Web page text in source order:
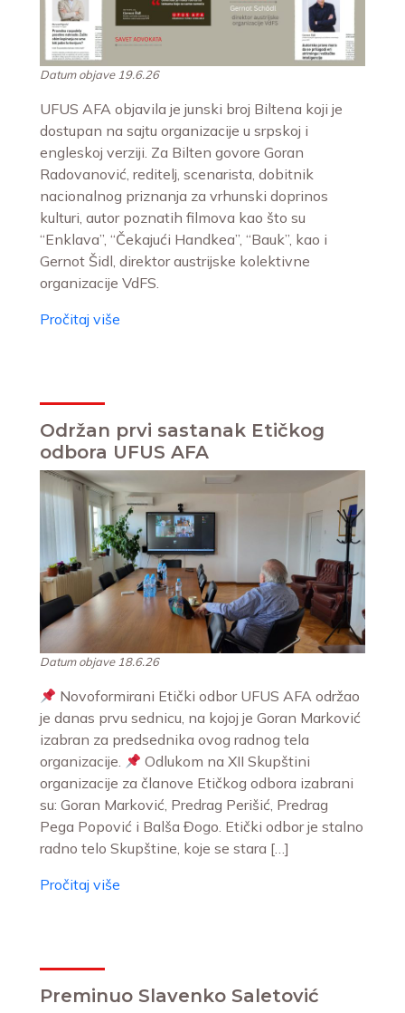
Datum objave 19.6.26
UFUS AFA objavila je junski broj Biltena koji je
dostupan na sajtu organizacije u srpskoj i
engleskoj verziji. Za Bilten govore Goran
Radovanović, reditelj, scenarista, dobitnik
nacionalnog priznanja za vrhunski doprinos
kulturi, autor poznatih filmova kao što su
“Enklava”, “Čekajući Handkea”, “Bauk”, kao i
Gernot Šidl, direktor austrijske kolektivne
organizacije VdFS.
Pročitaj više
Održan prvi sastanak Etičkog
odbora UFUS AFA
Datum objave 18.6.26
Novoformirani Etički odbor UFUS AFA održao
je danas prvu sednicu, na kojoj je Goran Marković
izabran za predsednika ovog radnog tela
organizacije.
Odlukom na XII Skupštini
organizacije za članove Etičkog odbora izabrani
su: Goran Marković, Predrag Perišić, Predrag
Pega Popović i Balša Đogo. Etički odbor je stalno
radno telo Skupštine, koje se stara […]
Pročitaj više
Preminuo Slavenko Saletović